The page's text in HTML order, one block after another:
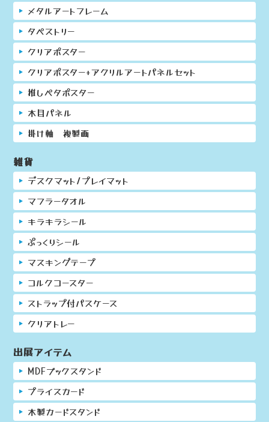
メタルアートフレーム
タペストリー
クリアポスター
クリアポスター+アクリルアートパネルセット
推しペタポスター
木目パネル
掛け軸 複製画
雑貨
デスクマット/プレイマット
マフラータオル
キラキラシール
ぷっくりシール
マスキングテープ
コルクコースター
ストラップ付パスケース
クリアトレー
出展アイテム
MDFブックスタンド
プライスカード
木製カードスタンド